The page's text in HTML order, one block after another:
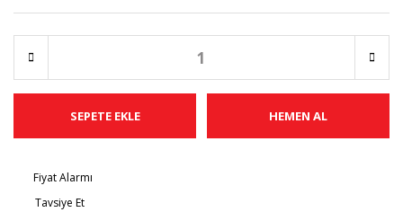
SEPETE EKLE HEMEN AL
Fiyat Alarmı
Tavsiye Et